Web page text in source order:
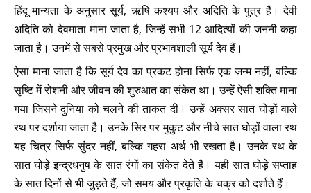
हिंदू मान्यता के अनुसार सूर्य, ऋषि कश्यप और अदिति के पुत्र हैं। देवी
अदिति को देवमाता माना जाता है, जिन्हें सभी 12 आदित्यों की जननी कहा
जाता है। उनमें से सबसे प्रमुख और प्रभावशाली सूर्य देव हैं।
ऐसा माना जाता है कि सूर्य देव का प्रकट होना सिर्फ एक जन्म नहीं, बल्कि
सृष्टि में रोशनी और जीवन की शुरुआत का संकेत था। उन्हें ऐसी शक्ति माना
गया जिसने दुनिया को चलने की ताकत दी। उन्हें अक्सर सात घोड़ों वाले
रथ पर दर्शाया जाता है। उनके सिर पर मुकुट और नीचे सात घोड़ों वाला रथ
यह चित्र सिर्फ सुंदर नहीं, बल्कि गहरा अर्थ भी रखता है। उनके रथ के
सात घोड़े इन्द्रधनुष के सात रंगों का संकेत देते हैं। यही सात घोड़े सप्ताह
के सात दिनों से भी जुड़ते हैं, जो समय और प्रकृति के चक्र को दर्शाते हैं।